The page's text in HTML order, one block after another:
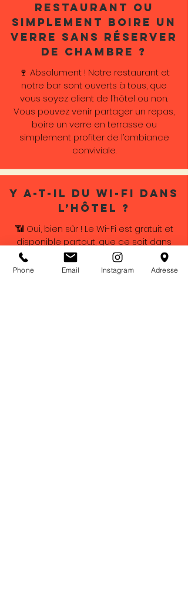
restaurant ou
simplement boire un
verre sans réserver
de chambre ?
🍷 Absolument ! Notre restaurant et
notre bar sont ouverts à tous, que
vous soyez client de l’hôtel ou non.
Vous pouvez venir partager un repas,
boire un verre en terrasse ou
simplement profiter de l’ambiance
conviviale.
Y a-t-il du Wi-Fi dans
l’hôtel ?
📶 Oui, bien sûr ! Le Wi-Fi est gratuit et
disponible partout, que ce soit dans
les chambres, le restaurant ou les
espaces communs.
Phone Email Instagram Adresse